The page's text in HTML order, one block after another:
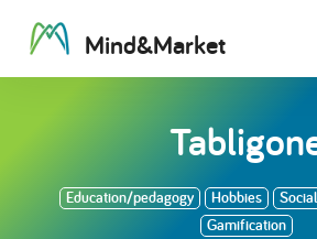
Mind&Market
Education/pedagogy Hobbies
Gamification